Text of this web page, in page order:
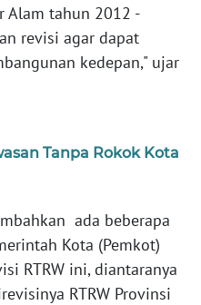
Alam tahun 2012 -
revisi agar dapat
kedepan," ujar
Tanpa Rokok Kota
ada beberapa
Kota (Pemkot)
RTRW ini, diantaranya
RTRW Provinsi